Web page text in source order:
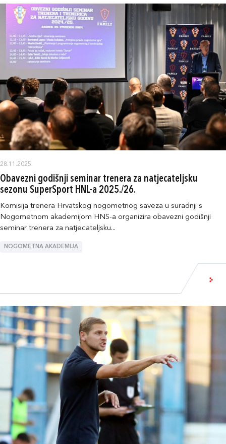
28.11.2025.
Obavezni godišnji seminar trenera za natjecateljsku
sezonu SuperSport HNL-a 2025./26.
Komisija trenera Hrvatskog nogometnog saveza u suradnji s
Nogometnom akademijom HNS-a organizira obavezni godišnji
seminar trenera za natjecateljsku...
NOGOMETNA AKADEMIJA